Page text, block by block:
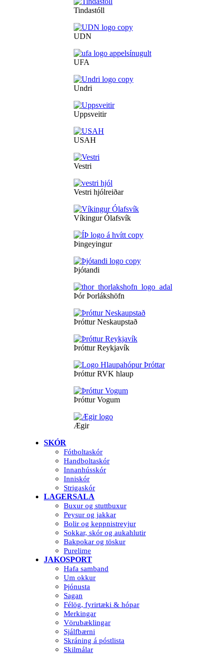
Tindastóll
UDN
UFA
Undri
Uppsveitir
USAH
Vestri
Vestri hjólreiðar
Víkingur Ólafsvík
Þingeyingur
Þjótandi
Þór Þorlákshöfn
Þróttur Neskaupstað
Þróttur Reykjavík
Þróttur RVK hlaup
Þróttur Vogum
Ægir
SKÓR
Fótboltaskór
Handboltaskór
Innanhússkór
Inniskór
Strigaskór
LAGERSALA
Buxur og stuttbuxur
Peysur og jakkar
Bolir og keppnistreyjur
Sokkar, skór og aukahlutir
Bakpokar og töskur
Purelime
JAKOSPORT
Hafa samband
Um okkur
Þjónusta
Sagan
Félög, fyrirtæki & hópar
Merkingar
Vörubæklingar
Sjálfbærni
Skráning á póstlista
Skilmálar